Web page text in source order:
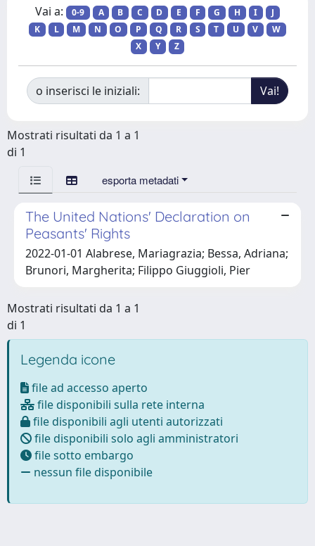
Vai a: 0-9 A B C D E F G H I
J
K
L M N O P Q R S T U V
W
X
Y Z
o inserisci le iniziali:
Mostrati risultati da 1 a 1
di 1
esporta metadati
The United Nations' Declaration on
Peasants' Rights
2022-01-01 Alabrese, Mariagrazia; Bessa, Adriana;
Brunori, Margherita; Filippo Giuggioli, Pier
Mostrati risultati da 1 a 1
di 1
Legenda icone
file ad accesso aperto
file disponibili sulla rete interna
file disponibili agli utenti autorizzati
file disponibili solo agli amministratori
file sotto embargo
nessun file disponibile